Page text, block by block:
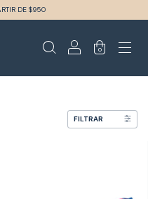
DE $950
0
FILTRAR